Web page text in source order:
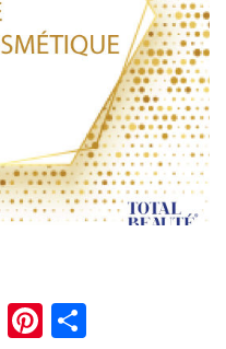
LinkedIn
Pinterest